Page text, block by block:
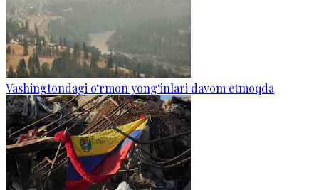
Vashingtondagi o‘rmon yong‘inlari davom etmoqda